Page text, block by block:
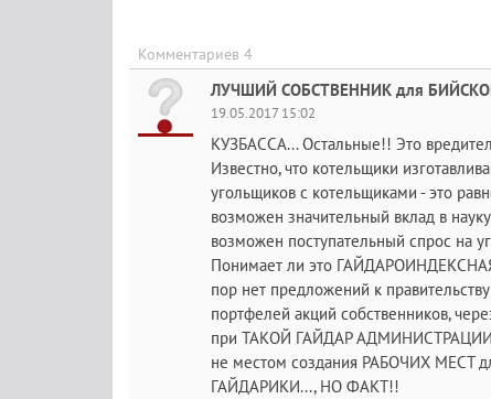
Комментариев 4
ЛУЧШИЙ СОБСТВЕННИК для
19.05.2017 15:02
КУЗБАССА... Остальные!! Это
Известно, что котельщики
угольщиков с котельщиками - это
возможен значительный вклад в
возможен поступательный спрос на
Понимает ли это ГАЙДАРОИНДЕКСНАЯ
пор нет предложений к
портфелей акций собственников,
при ТАКОЙ ГАЙДАР АДМИНИСТРАЦИИ
не местом создания РАБОЧИХ МЕСТ
ГАЙДАРИКИ..., НО ФАКТ!!